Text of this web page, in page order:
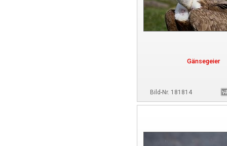
Gänsegeier
Bild-Nr. 181814